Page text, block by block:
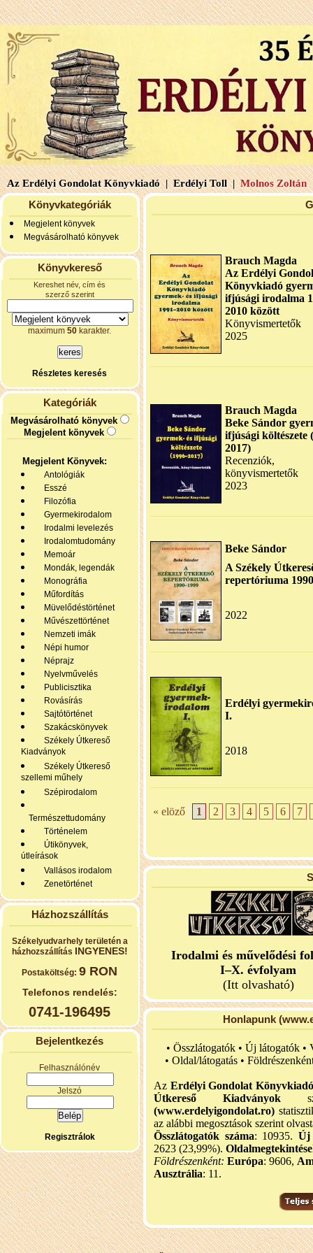
Az Erdélyi Gondolat Könyvkiadó | Erdélyi Toll | Molnos Zoltán
Könyvkategóriák
Megjelent könyvek
Megvásárolható könyvek
Könyvkereső
Kereshet név, cím és
szerző szerint
maximum50 karakter.
Részletes keresés
Kategóriák
Megvásárolható könyvek
Megjelent könyvek
Megjelent Könyvek:
Antológiák
Esszé
Filozófia
Gyermekirodalom
Irodalmi levelezés
Irodalomtudomány
Memoár
Mondák, legendák
Monográfia
Műfordítás
Müvelődéstörténet
Művészettörténet
Nemzeti imák
Népi humor
Néprajz
Nyelvművelés
Publicisztika
Rovásírás
Sajtótörténet
Szakácskönyvek
Székely Útkereső
Kiadványok
Székely Útkereső
szellemi műhely
Szépirodalom
Természettudomány
Történelem
Útikönyvek,
útleírások
Vallásos irodalom
Zenetörténet
Házhozszállítás
Székelyudvarhely területén a
házhozszállítás INGYENES!
Postaköltség:9 RON
Telefonos rendelés:
0741-196495
Bejelentkezés
Felhasználónév
Jelszó
Regisztrálok
Brauch Magda
Az Erdélyi
Könyvkiadó
ifjúsági irodalma
2010 között
Könyvismertetők
2025
Brauch Magda
Beke Sándor
ifjúsági költészete
2017)
Recenziók,
könyvismertetők
2023
Beke Sándor
A Székely
repertóriuma
2022
Erdélyi
I.
2018
« elöző 1 2 3 4 5 6 7
Irodalmi és művelődési
I–X. évfolyam
(Itt olvasható)
Honlapunk
• Összlátogatók • Új látogatók •
• Oldal/látogatás •
Az Erdélyi Gondolat
Útkereső Kiadványok
(www.erdelyigondolat.ro)
az alábbi megosztások szerint
Összlátogatók száma: 10935. Új
2623 (23,99%).
Földrészenként: Európa: 9606,
Ausztrália: 11.